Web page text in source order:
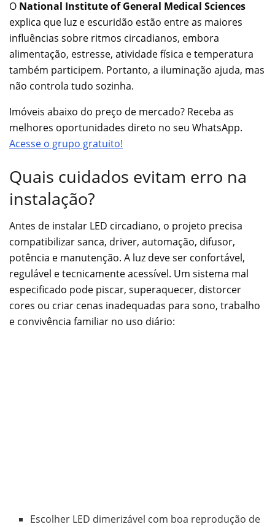
O National Institute of General Medical Sciences
explica que luz e escuridão estão entre as maiores
influências sobre ritmos circadianos, embora
alimentação, estresse, atividade física e temperatura
também participem. Portanto, a iluminação ajuda, mas
não controla tudo sozinha.
Imóveis abaixo do preço de mercado? Receba as
melhores oportunidades direto no seu WhatsApp.
Acesse o grupo gratuito!
Quais cuidados evitam erro na
instalação?
Antes de instalar LED circadiano, o projeto precisa
compatibilizar sanca, driver, automação, difusor,
potência e manutenção. A luz deve ser confortável,
regulável e tecnicamente acessível. Um sistema mal
especificado pode piscar, superaquecer, distorcer
cores ou criar cenas inadequadas para sono, trabalho
e convivência familiar no uso diário:
Escolher LED dimerizável com boa reprodução de